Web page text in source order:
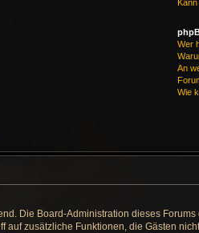
Wer
An
Wie
Die Board-Administration dieses
auf zusätzliche Funktionen, die Gästen